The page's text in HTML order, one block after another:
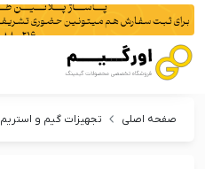
صفحه اصلی تجهیزات گیم و استریم